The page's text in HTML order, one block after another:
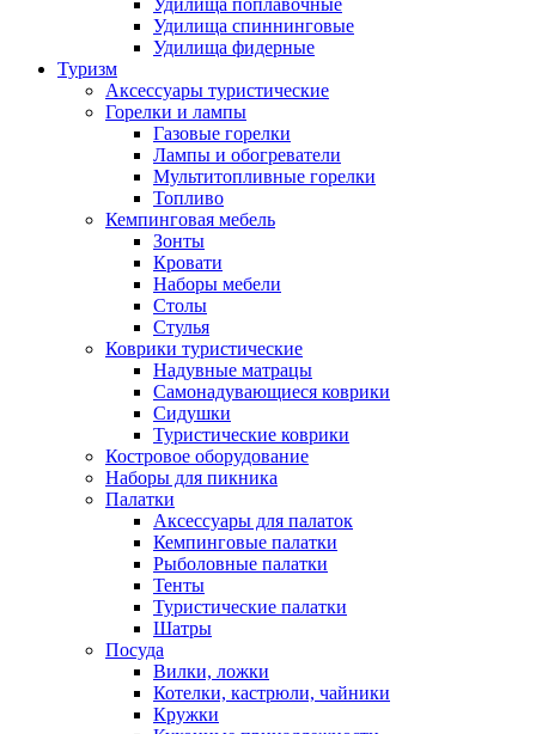
Удилища поплавочные
Удилища спиннинговые
Удилища фидерные
Туризм
Аксессуары туристические
Горелки и лампы
Газовые горелки
Лампы и обогреватели
Мультитопливные горелки
Топливо
Кемпинговая мебель
Зонты
Кровати
Наборы мебели
Столы
Стулья
Коврики туристические
Надувные матрацы
Самонадувающиеся коврики
Сидушки
Туристические коврики
Костровое оборудование
Наборы для пикника
Палатки
Аксессуары для палаток
Кемпинговые палатки
Рыболовные палатки
Тенты
Туристические палатки
Шатры
Посуда
Вилки, ложки
Котелки, кастрюли, чайники
Кружки